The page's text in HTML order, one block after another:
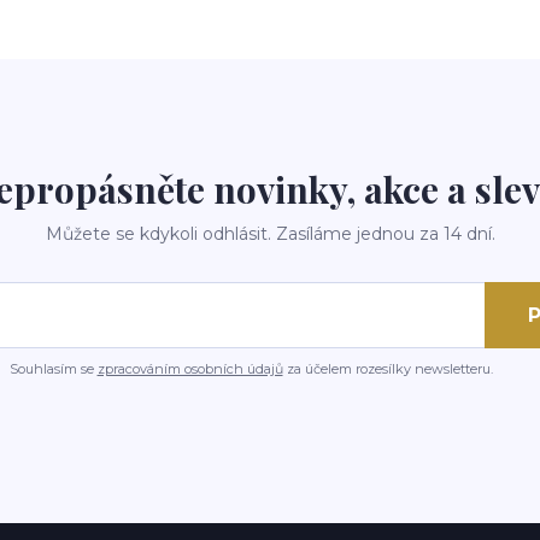
novinky, akce a
Můžete se kdykoli odhlásit. Zasíláme jednou za 14 dní.
Souhlasím se zpracováním osobních údajůza účelem rozesílky newsletteru.